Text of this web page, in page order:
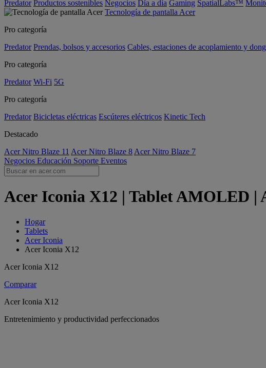
Predator Productos sostenibles Negocios Día a día Gaming SpatialLabs™
Tecnología de pantalla Acer
Pro categoría
Predator Prendas, bolsos y accesorios Cables, estaciones de acoplamiento y
Pro categoría
Predator Wi-Fi 5G
Pro categoría
Predator Bicicletas eléctricas Escúteres eléctricos Kinetic Tech
Destacado
Acer Nitro Blaze 11 Acer Nitro Blaze 8 Acer Nitro Blaze 7
Negocios Educación Soporte Eventos
Acer Iconia X12 | Tablet AMOLED |
Hogar
Tablets
Acer Iconia
Acer Iconia X12
Acer Iconia X12
Comparar
Acer Iconia X12
Entretenimiento y productividad perfeccionados